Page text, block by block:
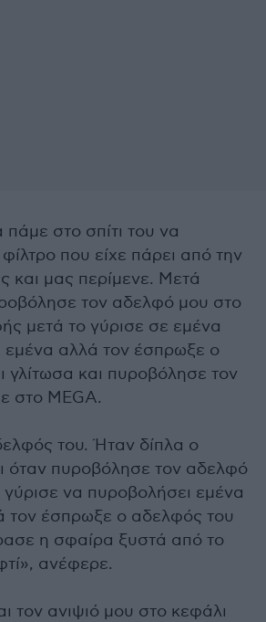
στο σπίτι του να
που είχε πάρει από την
και μας περίμενε. Μετά
τον αδελφό μου στο
μετά το γύρισε σε εμένα
εμένα αλλά τον έσπρωξε ο
γλίτωσα και πυροβόλησε τον
στο MEGA.
του. Ήταν δίπλα ο
όταν πυροβόλησε τον αδελφό
να πυροβολήσει εμένα
τον έσπρωξε ο αδελφός του
η σφαίρα ξυστά από το
ανέφερε.
τον ανιψιό μου στο κεφάλι